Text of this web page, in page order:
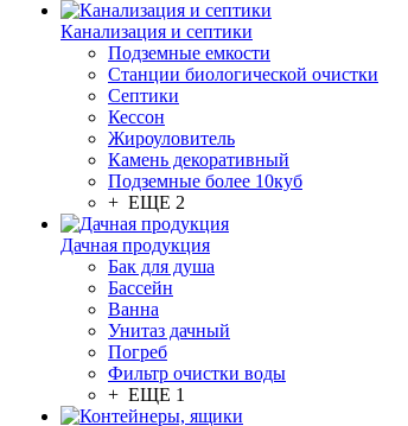
Канализация и септики
Подземные емкости
Станции биологической очистки
Септики
Кессон
Жироуловитель
Камень декоративный
Подземные более 10куб
+ ЕЩЕ 2
Дачная продукция
Бак для душа
Бассейн
Ванна
Унитаз дачный
Погреб
Фильтр очистки воды
+ ЕЩЕ 1